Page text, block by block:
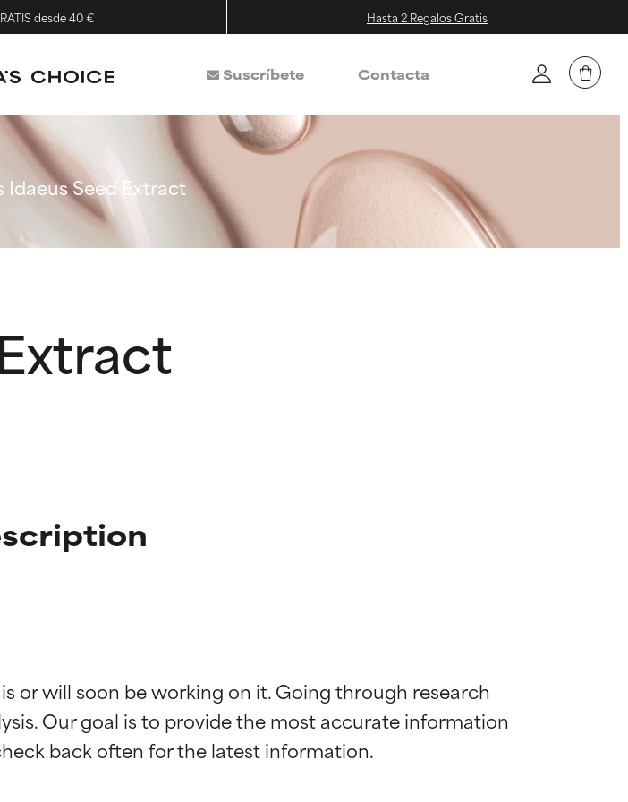
desde 40 € Hasta 2 Regalos Gratis
Suscríbete Contacta
Idaeus Seed Extract
or will soon be working on it. Going through research
Our goal is to provide the most accurate information